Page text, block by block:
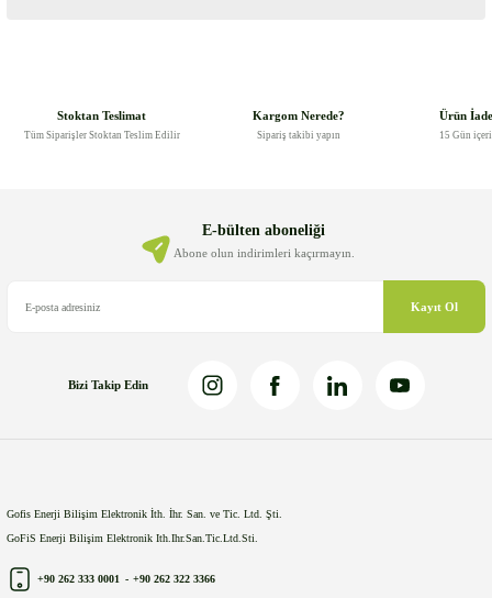
Ürün bilgilerinde hatalar bulunuyor.
Ürün fiyatı diğer sitelerden daha pahalı.
Stoktan Teslimat
Tüm Siparişler Stoktan Teslim Edilir
Kargom Nerede?
Sipariş takibi yapın
Ürün
15 Gün
E-bülten aboneliği
Abone olun indirimleri kaçırmayın.
Kayıt Ol
Bizi Takip Edin
Gofis Enerji Bilişim Elektronik İth. İhr. San. ve Tic. Ltd. Şti.
GoFiS Enerji Bilişim Elektronik Ith.Ihr.San.Tic.Ltd.Sti.
+90 262 333 0001 - +90 262 322 3366